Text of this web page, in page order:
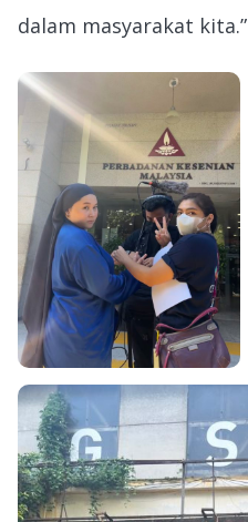
dalam masyarakat kita.”